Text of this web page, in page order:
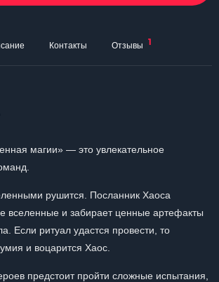
Контакты Отзывы 1
магии» — это увлекательное
рушится. Посланник Хаоса
вселенные и забирает ценные артефакты
Если ритуал удастся провести, то
и воцарится Хаос.
предстоит пройти сложные испытания,